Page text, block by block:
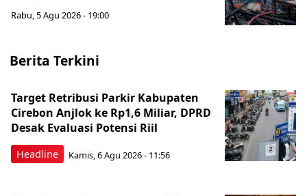
Rabu, 5 Agu 2026 - 19:00
Berita Terkini
Headline
Target Retribusi Parkir Kabupaten
Cirebon Anjlok ke Rp1,6 Miliar, DPRD
Desak Evaluasi Potensi Riil
Kamis, 6 Agu 2026 - 11:56